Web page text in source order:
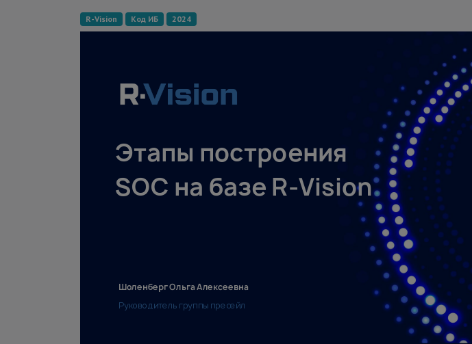
R-Vision Код ИБ 2024